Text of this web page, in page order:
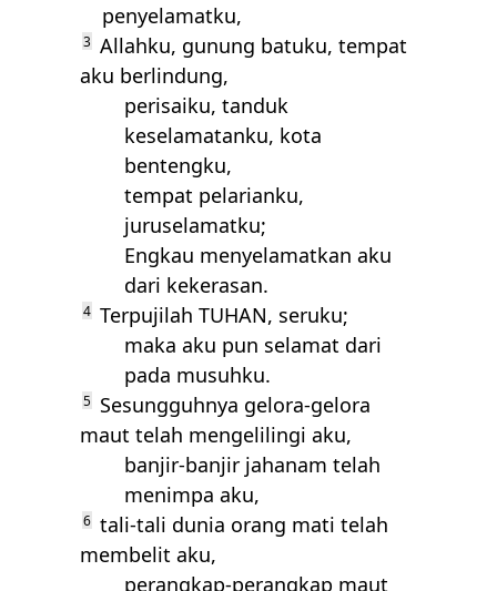
penyelamatku,
3 Allahku, gunung batuku, tempat
aku berlindung,
perisaiku, tanduk
keselamatanku, kota
bentengku,
tempat pelarianku,
juruselamatku;
Engkau menyelamatkan aku
dari kekerasan.
4 Terpujilah TUHAN, seruku;
maka aku pun selamat dari
pada musuhku.
5
Sesungguhnya gelora-gelora
maut telah mengelilingi aku,
banjir-banjir jahanam telah
menimpa aku,
6 tali-tali dunia orang mati telah
membelit aku,
perangkap-perangkap maut